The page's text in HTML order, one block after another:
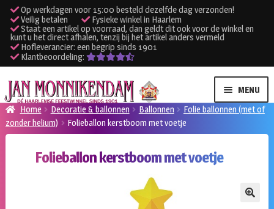
Op werkdagen voor 15:00 besteld dezelfde dag verzonden!
Veilig betalen
Fysieke winkel in Haarlem
Staat een artikel op voorraad, dan geldt dit ook voor de winkel en
kunt u het direct afhalen, tenzij bij het artikel anders vermeld
Hofleverancier: een begrip sinds 1901
Klantbeoordeling:
Ga
door
naar
navigatie
Ga
naar
de
inhoud
MENU
Verhuur kleding
Verhuur apparatuur
Home Decoratie & ballonnen Ballonnen
Folie ballonnen (met of
zonder helium)
Folieballon kerstboom met voetje
Folieballon kerstboom met voetje